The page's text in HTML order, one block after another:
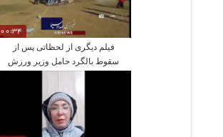
00:34
فیلم دیگری از لحظاتی پس از
سقوط بالگرد حامل وزیر ورزش